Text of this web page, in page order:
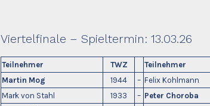
Viertelfinale – Spieltermin: 13.03.26
Teilnehmer TWZ Teilnehmer
Martin Mog
1944 – Felix Kohlmann
Mark von Stahl
1933 – Peter Choroba